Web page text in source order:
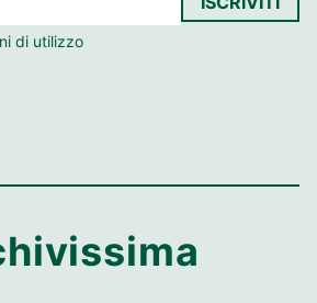
di utilizzo